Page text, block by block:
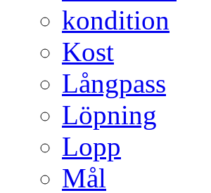
kondition
Kost
Långpass
Löpning
Lopp
Mål